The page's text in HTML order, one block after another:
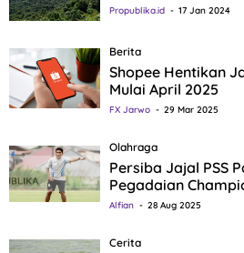
Propublika.id 17 Jan 2024
Berita
Shopee Hentikan
Mulai April 2025
FX Jarwo 29 Mar 2025
Olahraga
Persiba Jajal PSS
Pegadaian
Alfian 28 Aug 2025
Cerita